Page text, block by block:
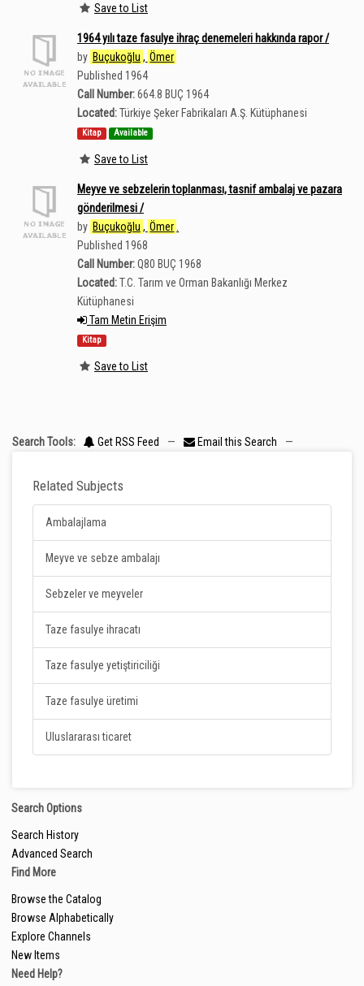
Save to List
1964 yılı taze fasulye ihraç denemeleri hakkında rapor /
by Buçukoğlu , Ömer
Published 1964
Call Number:664.8 BUÇ 1964
Located:Türkiye Şeker Fabrikaları A.Ş. Kütüphanesi
Kitap Available
Save to List
Meyve ve sebzelerin toplanması, tasnif ambalaj ve pazara
gönderilmesi /
by Buçukoğlu , Ömer
Published 1968
Call Number:Q80 BUÇ 1968
Located:T.C. Tarım ve Orman Bakanlığı Merkez
Kütüphanesi
Tam Metin Erişim
Kitap
Save to List
Search Tools: Get RSS Feed — Email this Search —
Related Subjects
Ambalajlama
Meyve ve sebze ambalajı
Sebzeler ve meyveler
Taze fasulye ihracatı
Taze fasulye yetiştiriciliği
Taze fasulye üretimi
Uluslararası ticaret
Search Options
Search History
Advanced Search
Find More
Browse the Catalog
Browse Alphabetically
Explore Channels
New Items
Need Help?